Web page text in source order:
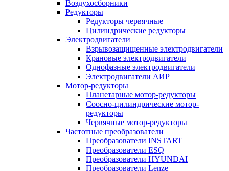
Воздухосборники
Редукторы
Редукторы червячные
Цилиндрические редукторы
Электродвигатели
Взрывозащищенные электродвигатели
Крановые электродвигатели
Однофазные электродвигатели
Электродвигатели АИР
Мотор-редукторы
Планетарные мотор-редукторы
Соосно-цилиндрические мотор-
редукторы
Червячные мотор-редукторы
Частотные преобразователи
Преобразователи INSTART
Преобразователи ESQ
Преобразователи HYUNDAI
Преобразователи Lenze